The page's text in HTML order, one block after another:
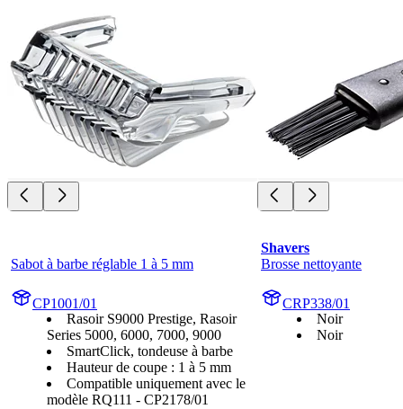
Sabot à barbe réglable 1 à 5 mm
CP1001/01
Rasoir S9000 Prestige, Rasoir
Series 5000, 6000, 7000, 9000
SmartClick, tondeuse à barbe
Hauteur de coupe : 1 à 5 mm
Compatible uniquement avec le
modèle RQ111 - CP2178/01
Shavers
Brosse nettoyante
CRP338/01
Noir
Noir